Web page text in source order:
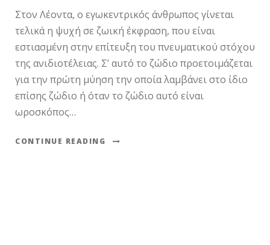
Στον Λέοντα, ο εγωκεντρικός άνθρωπος γίνεται
τελικά η ψυχή σε ζωική έκφραση, που είναι
εστιασμένη στην επίτευξη του πνευματικού στόχου
της ανιδιοτέλειας. Σ’ αυτό το ζώδιο προετοιμάζεται
για την πρώτη μύηση την οποία λαμβάνει στο ίδιο
επίσης ζώδιο ή όταν το ζώδιο αυτό είναι
ωροσκόπος…
CONTINUE READING